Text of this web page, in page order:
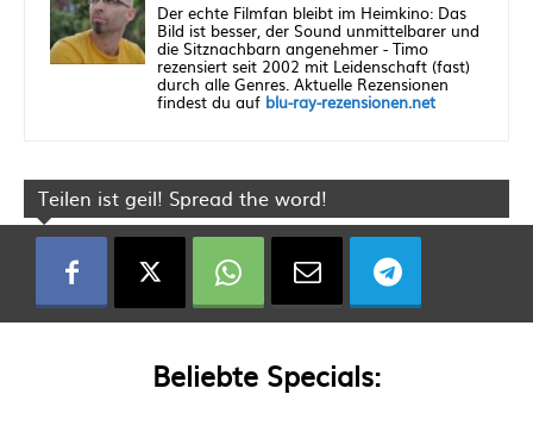
Der echte Filmfan bleibt im Heimkino: Das
Bild ist besser, der Sound unmittelbarer und
die Sitznachbarn angenehmer - Timo
rezensiert seit 2002 mit Leidenschaft (fast)
durch alle Genres. Aktuelle Rezensionen
findest du auf blu-ray-rezensionen.net
Teilen ist geil! Spread the word!
Beliebte Specials: